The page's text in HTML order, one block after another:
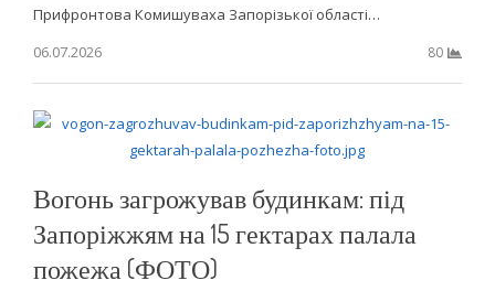
Прифронтова Комишуваха Запорізької області…
06.07.2026
80
Вогонь загрожував будинкам: під
Запоріжжям на 15 гектарах палала
пожежа (ФОТО)